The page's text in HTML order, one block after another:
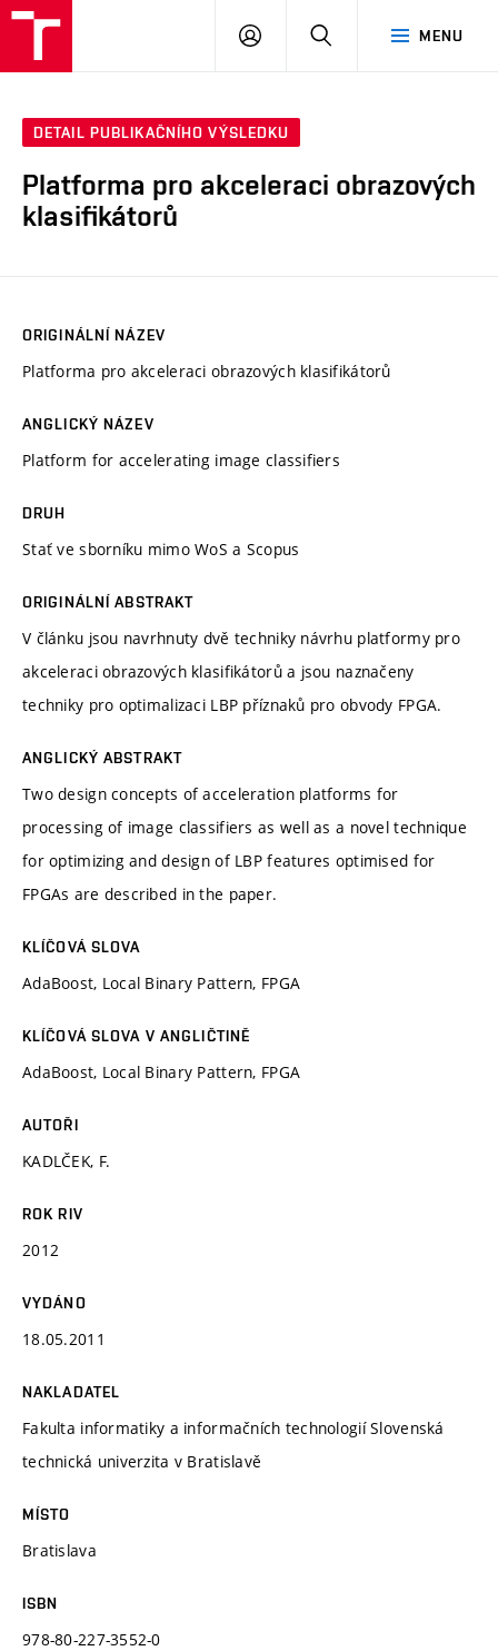
MENU
PŘIHLÁSIT
DETAIL PUBLIKAČNÍHO VÝSLEDKU
Platforma pro akceleraci obrazových
klasifikátorů
ORIGINÁLNÍ NÁZEV
Platforma pro akceleraci obrazových klasifikátorů
ANGLICKÝ NÁZEV
Platform for accelerating image classifiers
DRUH
Stať ve sborníku mimo WoS a Scopus
ORIGINÁLNÍ ABSTRAKT
V článku jsou navrhnuty dvě techniky návrhu platformy pro
akceleraci obrazových klasifikátorů a jsou naznačeny
techniky pro optimalizaci LBP příznaků pro obvody FPGA.
ANGLICKÝ ABSTRAKT
Two design concepts of acceleration platforms for
processing of image classifiers as well as a novel technique
for optimizing and design of LBP features optimised for
FPGAs are described in the paper.
KLÍČOVÁ SLOVA
AdaBoost, Local Binary Pattern, FPGA
KLÍČOVÁ SLOVA V ANGLIČTINĚ
AdaBoost, Local Binary Pattern, FPGA
AUTOŘI
KADLČEK, F.
ROK RIV
2012
VYDÁNO
18.05.2011
NAKLADATEL
Fakulta informatiky a informačních technologií Slovenská
technická univerzita v Bratislavě
MÍSTO
Bratislava
ISBN
978-80-227-3552-0